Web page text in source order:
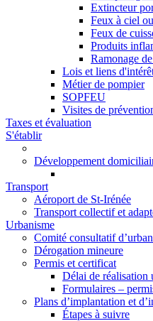
Extincteur
Feux à ciel
Feux de
Produits
Ramonage
Lois et liens
Métier de pompier
SOPFEU
Visites de
Taxes et évaluation
S'établir
Développement
Transport
Aéroport de St-Irénée
Transport collectif et
Urbanisme
Comité consultatif
Dérogation mineure
Permis et certificat
Délai de réalisation
Formulaires –
Plans d’implantation et
Étapes à suivre